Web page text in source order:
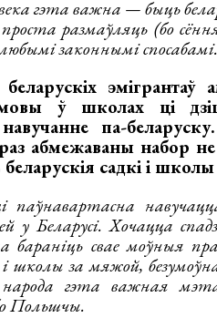
гэта важна — быць
размаўляць (бо
законнымі спосабамі.
эмігрантаў
мовы ў школах ці
па-
абмежаваны набор
беларускія садкі і
у Беларусі. Хочацца
бараніць свае моўныя
і школы за мяжой,
гэта важная
Польшчы.